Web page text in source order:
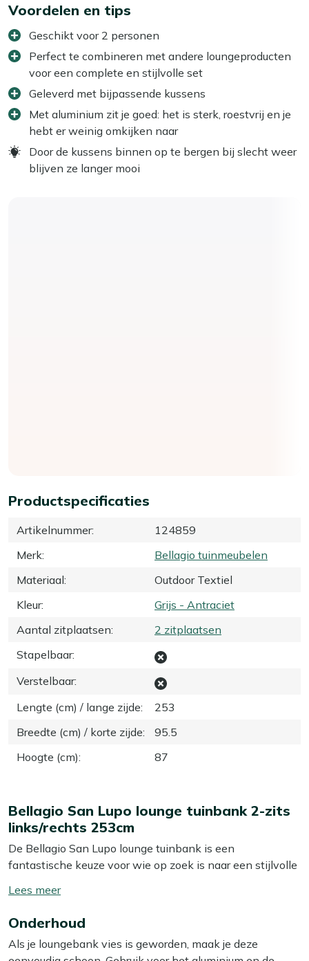
Productspecificaties
Artikelnummer:
124859
Merk:
Bellagio tuinmeubelen
Materiaal:
Outdoor Textiel
Kleur:
Grijs - Antraciet
Aantal zitplaatsen:
2 zitplaatsen
Stapelbaar:
Verstelbaar:
Lengte (cm) / lange zijde:
253
Breedte (cm) / korte zijde:
95.5
Hoogte (cm): 87
Voordelen en tips
Geschikt voor 2 personen
Perfect te combineren met andere loungeproducten
voor een complete en stijlvolle set
Geleverd met bijpassende kussens
Met aluminium zit je goed: het is sterk, roestvrij en je
hebt er weinig omkijken naar
Door de kussens binnen op te bergen bij slecht weer
blijven ze langer mooi
Bellagio San Lupo lounge tuinbank 2-zits
links/rechts 253cm
De Bellagio San Lupo lounge tuinbank is een
fantastische keuze voor wie op zoek is naar een stijlvolle
zijn ruime afmetingen van 253 cm biedt deze 2-zitsbank
naast elkaar te zitten. De bank is uitgevoerd in een
chique grijs-antraciet kleur, die moeiteloos in elke
Toon/verberg
meer
Onderhoud
Als je loungebank vies is geworden, maak je deze